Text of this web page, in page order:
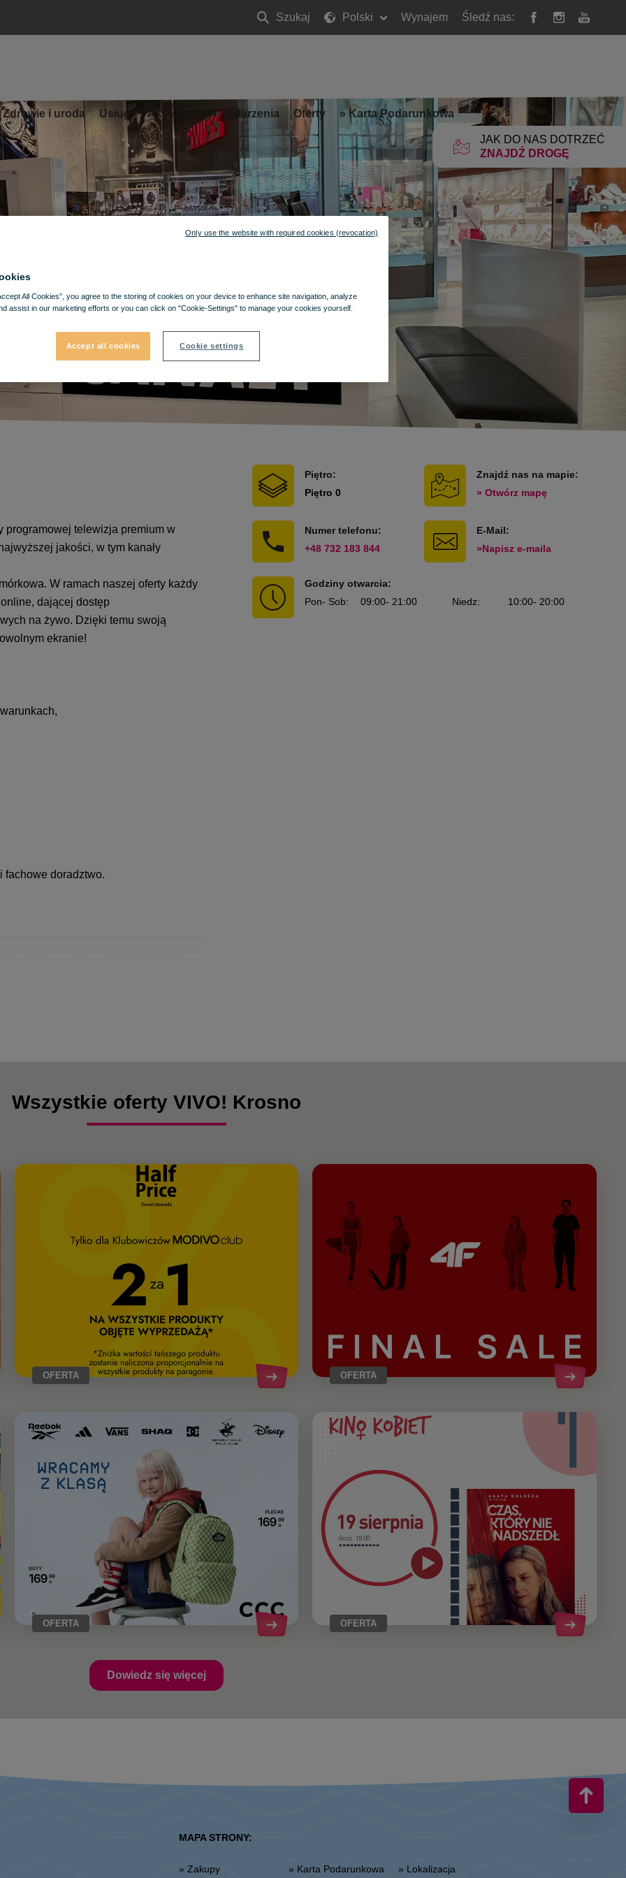
Szukaj
Szukaj
Polski Wynajem Śledź nas:
JAK DO NAS DOTRZEĆ
ZNAJDŹ DROGĘ
Zdrowie i uroda Usługi Aktualności i wydarzenia Oferty » Karta Podarunkowa
programowej telewizja premium w
jakości, w tym kanały
W ramach naszej oferty każdy
dającej dostęp
na żywo. Dzięki temu swoją
ekranie!
fachowe doradztwo.
Piętro:
Piętro 0
Znajdź nas na mapie:
» Otwórz mapę
Numer telefonu:
+48 732 183 844
E-Mail:
»Napisz e-maila
Godziny otwarcia:
Pon- Sob: 09:00- 21:00 Niedz: 10:00- 20:00
Wszystkie oferty VIVO! Krosno
OFERTA OFERTA
OFERTA OFERTA
Dowiedz się więcej
MAPA STRONY:
» Zakupy » Karta Podarunkowa » Lokalizacja
All Cookies”, you agree to the storing of cookies on your device to enhance site navigation, analyze
assist in our marketing efforts or you can click on "Cookie-Settings" to manage your cookies yourself.
Accept all cookies Cookie settings
Only use the website with required cookies (revocation)